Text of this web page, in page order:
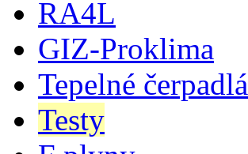
RA4L
GIZ-Proklima
Tepelné čerpadlá
Testy